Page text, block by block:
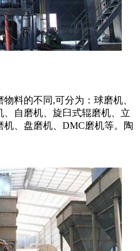
料的不同,可分为：球磨机、
自磨机、旋臼式辊磨机、立
机、盘磨机、DMC磨机等。陶